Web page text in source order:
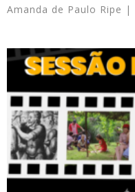
Amanda de Paulo Ripe